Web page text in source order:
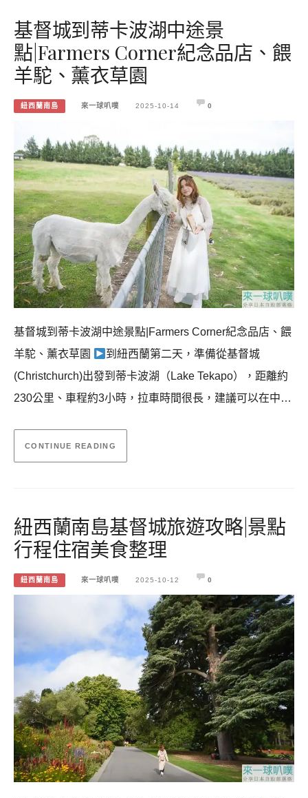
基督城到蒂卡波湖中途景
點|Farmers Corner紀念品店、餵
羊駝、薰衣草園
紐西蘭南島 來一球叭噗 2025-10-14 0
基督城到蒂卡波湖中途景點|Farmers Corner紀念品店、餵
羊駝、薰衣草園
到紐西蘭第二天，準備從基督城
(Christchurch)出發到蒂卡波湖（Lake Tekapo），距離約
230公里、車程約3小時，拉車時間很長，建議可以在中…
CONTINUE READING
紐西蘭南島基督城旅遊攻略|景點
行程住宿美食整理
紐西蘭南島 來一球叭噗 2025-10-12 0